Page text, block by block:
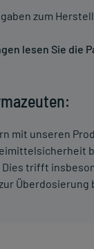
zum
lesen Sie die
mit unseren
trifft
Überdosierung